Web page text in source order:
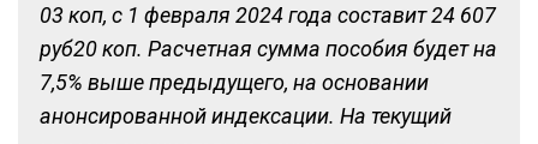
03 коп, с 1 февраля 2024 года составит 24 607
руб20 коп. Расчетная сумма пособия будет на
7,5% выше предыдущего, на основании
анонсированной индексации. На текущий